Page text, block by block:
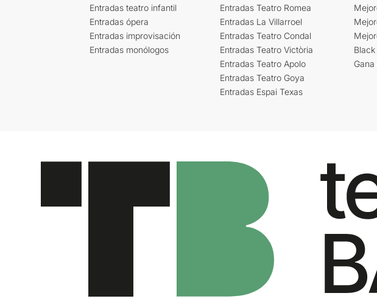
Entradas teatro infantil
Entradas ópera
Entradas improvisación
Entradas monólogos
Entradas Teatro Romea
Entradas La Villarroel
Entradas Teatro Condal
Entradas Teatro Victòria
Entradas Teatro Apolo
Entradas Teatro Goya
Entradas Espai Texas